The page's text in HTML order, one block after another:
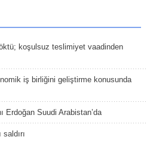
koşulsuz teslimiyet vaadinden
iş birliğini geliştirme konusunda
Erdoğan Suudi Arabistan’da